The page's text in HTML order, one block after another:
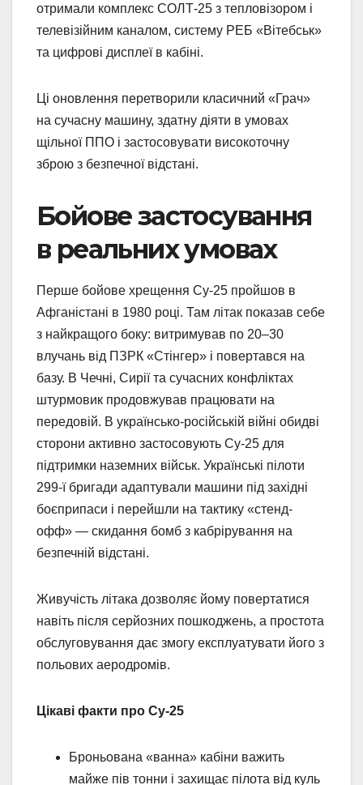
отримали комплекс СОЛТ-25 з тепловізором і
телевізійним каналом, систему РЕБ «Вітебськ»
та цифрові дисплеї в кабіні.
Ці оновлення перетворили класичний «Грач»
на сучасну машину, здатну діяти в умовах
щільної ППО і застосовувати високоточну
зброю з безпечної відстані.
Бойове застосування
в реальних умовах
Перше бойове хрещення Су-25 пройшов в
Афганістані в 1980 році. Там літак показав себе
з найкращого боку: витримував по 20–30
влучань від ПЗРК «Стінгер» і повертався на
базу. В Чечні, Сирії та сучасних конфліктах
штурмовик продовжував працювати на
передовій. В українсько-російській війні обидві
сторони активно застосовують Су-25 для
підтримки наземних військ. Українські пілоти
299-ї бригади адаптували машини під західні
боєприпаси і перейшли на тактику «стенд-
офф» — скидання бомб з кабрірування на
безпечній відстані.
Живучість літака дозволяє йому повертатися
навіть після серйозних пошкоджень, а простота
обслуговування дає змогу експлуатувати його з
польових аеродромів.
Цікаві факти про Су-25
Броньована «ванна» кабіни важить
майже пів тонни і захищає пілота від куль